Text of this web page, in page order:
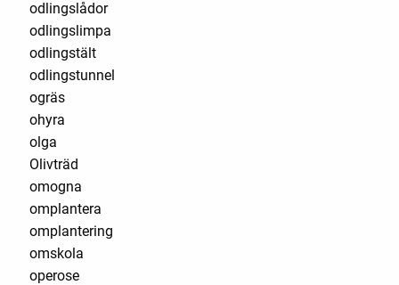
odlingslådor
odlingslimpa
odlingstält
odlingstunnel
ogräs
ohyra
olga
Olivträd
omogna
omplantera
omplantering
omskola
operose